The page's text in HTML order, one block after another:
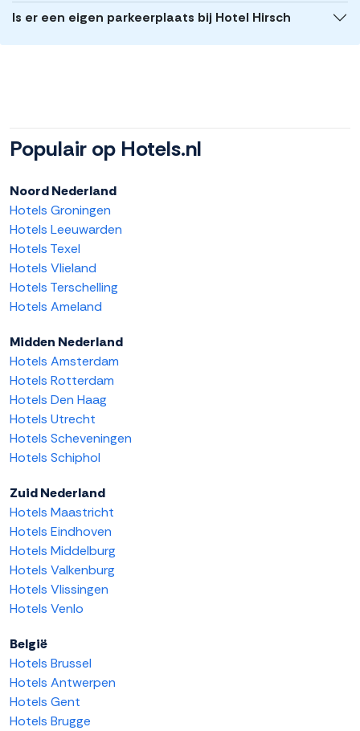
Is er een eigen parkeerplaats bij Hotel Hirsch
Populair op Hotels.nl
Noord Nederland
Hotels Groningen
Hotels Leeuwarden
Hotels Texel
Hotels Vlieland
Hotels Terschelling
Hotels Ameland
Midden Nederland
Hotels Amsterdam
Hotels Rotterdam
Hotels Den Haag
Hotels Utrecht
Hotels Scheveningen
Hotels Schiphol
Zuid Nederland
Hotels Maastricht
Hotels Eindhoven
Hotels Middelburg
Hotels Valkenburg
Hotels Vlissingen
Hotels Venlo
België
Hotels Brussel
Hotels Antwerpen
Hotels Gent
Hotels Brugge